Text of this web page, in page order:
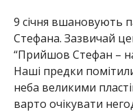
9 січня вшановують
Стефана. Зазвичай
“Прийшов Стефан –
Наші предки
неба великими
варто очікувати